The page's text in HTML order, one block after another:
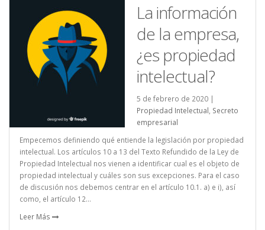
La información
de la empresa,
¿es propiedad
intelectual?
5 de febrero de 2020 |
Propiedad Intelectual Secreto
empresarial
Empecemos definiendo qué entiende la legislación por propiedad
intelectual. Los artículos 10 a 13 del Texto Refundido de la Ley de
Propiedad Intelectual nos vienen a identificar cual es el objeto de
propiedad intelectual y cuáles son sus excepciones. Para el caso
de discusión nos debemos centrar en el artículo 10.1. a) e i), así
como, el artículo 12...
Leer Más